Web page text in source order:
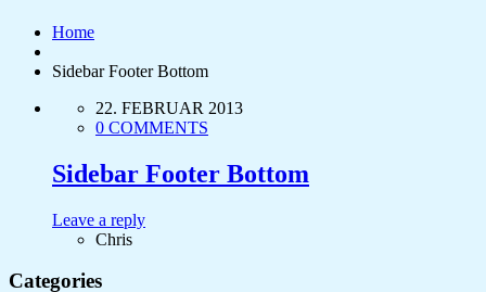
Home
Sidebar Footer Bottom
22. FEBRUAR 2013
0 COMMENTS
Sidebar Footer Bottom
Leave a reply
Chris
Categories